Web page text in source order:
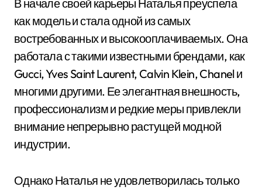
В начале своей карьеры Наталья преуспела
как модель и стала одной из самых
востребованных и высокооплачиваемых. Она
работала с такими известными брендами, как
Gucci, Yves Saint Laurent, Calvin Klein, Chanel и
многими другими. Ее элегантная внешность,
профессионализм и редкие меры привлекли
внимание непрерывно растущей модной
индустрии.
Однако Наталья не удовлетворилась только